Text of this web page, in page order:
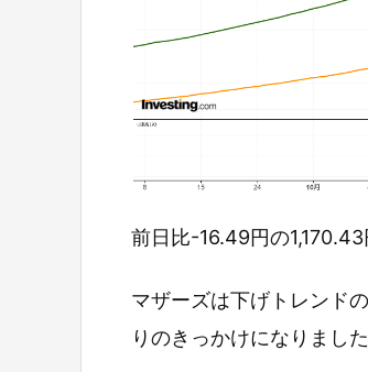
前日比-16.49円の1,170.43
マザーズは下げトレンド
りのきっかけになりました